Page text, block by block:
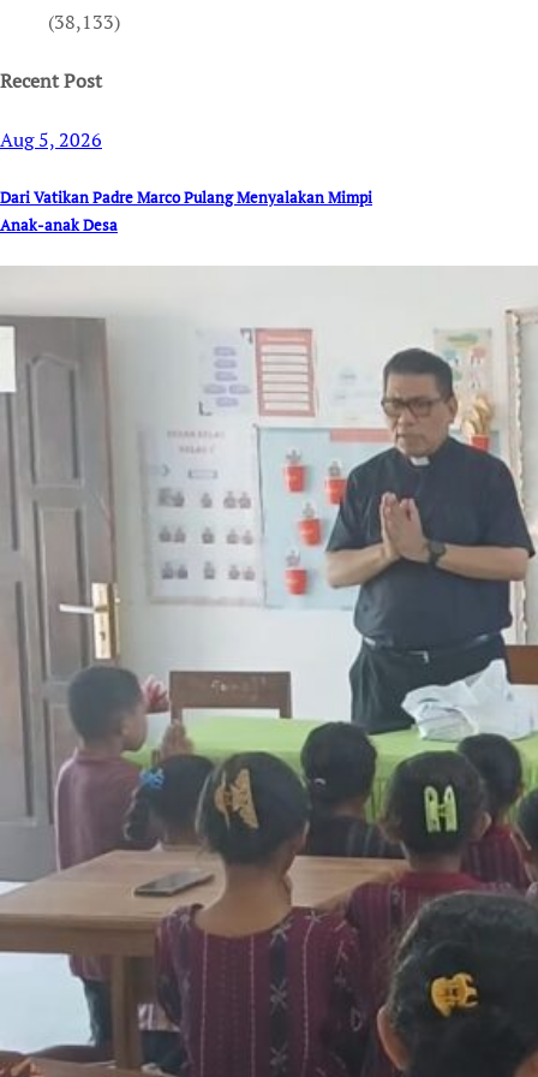
(38,133)
Recent Post
Aug 5, 2026
Dari Vatikan Padre Marco Pulang Menyalakan Mimpi
Anak-anak Desa